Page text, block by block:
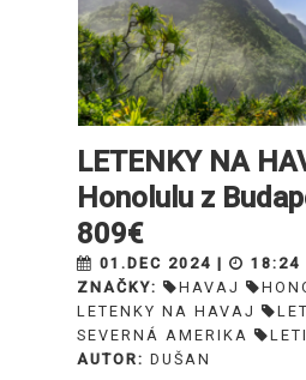
LETENKY NA
Honolulu z
809€
01.DEC 2024 |
18:24
ZNAČKY:
HAVAJ
LETENKY NA HAVAJ
SEVERNÁ AMERIKA
AUTOR: DUŠAN